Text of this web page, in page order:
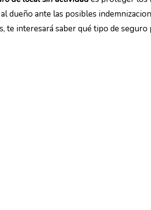
dueño ante las posibles
te interesará saber qué tipo de seguro